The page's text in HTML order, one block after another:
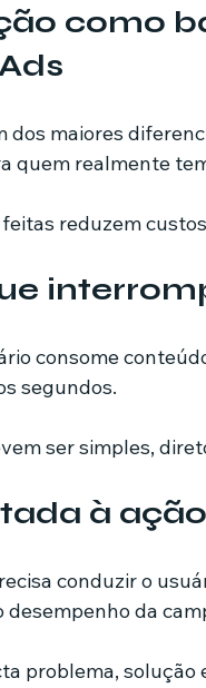
como
dos maiores
quem realmente
reduzem
consome
segundos.
ser simples,
à ação
conduzir o
desempenho da
problema, solução